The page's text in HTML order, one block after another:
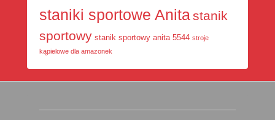
staniki sportowe Anitastanik
sportowy stanik sportowy anita 5544 stroje
kąpielowe dla amazonek